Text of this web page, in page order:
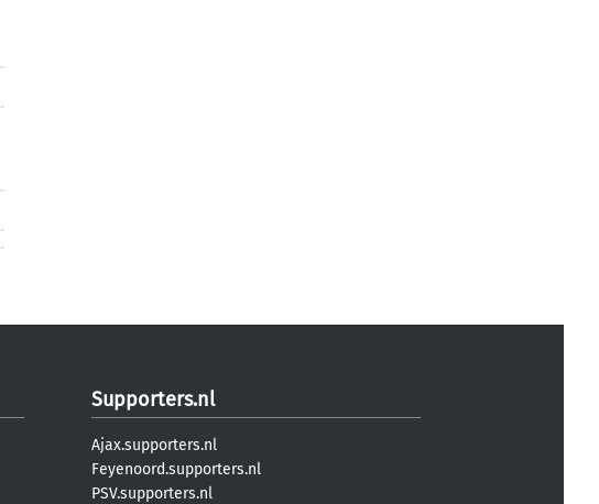
Supporters.nl
Ajax.supporters.nl
Feyenoord.supporters.nl
PSV.supporters.nl